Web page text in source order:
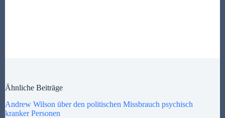
Ähnliche Beiträge
Andrew Wilson über den politischen Missbrauch psychisch
kranker Personen